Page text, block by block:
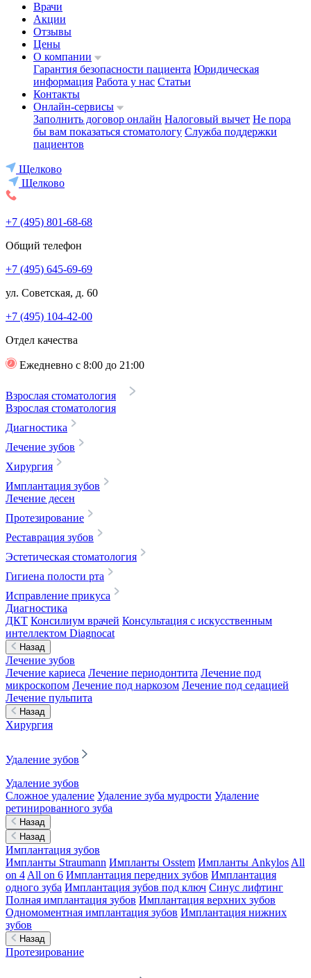
Врачи
Акции
Отзывы
Цены
О компании
Гарантия безопасности пациента Юридическая
информация Работа у нас Статьи
Контакты
Онлайн-сервисы
Заполнить договор онлайн Налоговый вычет Не пора
бы вам показаться стоматологу Служба поддержки
пациентов
Щелково
Щелково
+7 (495) 801-68-68
Общий телефон
+7 (495) 645-69-69
ул. Советская, д. 60
+7 (495) 104-42-00
Отдел качества
Ежедневно с 8:00 до 21:00
Взрослая стоматология
Взрослая стоматология
Диагностика
Лечение зубов
Хирургия
Имплантация зубов
Лечение десен
Протезирование
Реставрация зубов
Эстетическая стоматология
Гигиена полости рта
Исправление прикуса
Диагностика
ДКТ Консилиум врачей Консультация с искусственным
интеллектом Diagnocat
Назад
Лечение зубов
Лечение кариеса Лечение периодонтита Лечение под
микроскопом Лечение под наркозом Лечение под седацией
Лечение пульпита
Назад
Хирургия
Удаление зубов
Удаление зубов
Сложное удаление Удаление зуба мудрости Удаление
ретинированного зуба
Назад
Назад
Имплантация зубов
Импланты Straumann Импланты Osstem Импланты Ankylos All
on 4 All on 6 Имплантация передних зубов Имплантация
одного зуба Имплантация зубов под ключ Синус лифтинг
Полная имплантация зубов Имплантация верхних зубов
Одномоментная имплантация зубов Имплантация нижних
зубов
Назад
Протезирование